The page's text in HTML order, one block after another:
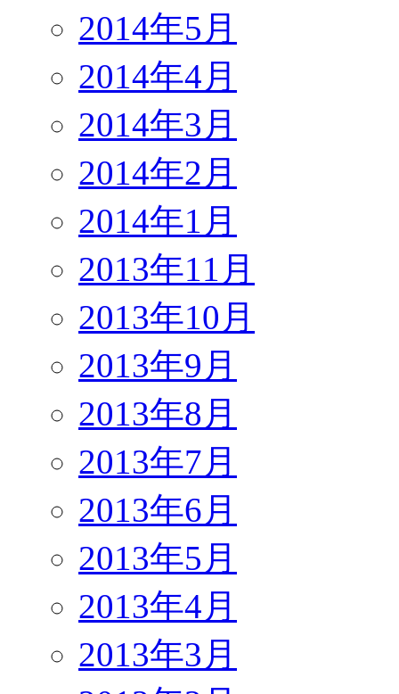
2014年5月
2014年4月
2014年3月
2014年2月
2014年1月
2013年11月
2013年10月
2013年9月
2013年8月
2013年7月
2013年6月
2013年5月
2013年4月
2013年3月